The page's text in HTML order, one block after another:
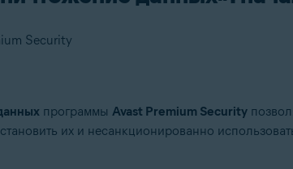
Security
программы Avast Premium Security
их и несанкционированно